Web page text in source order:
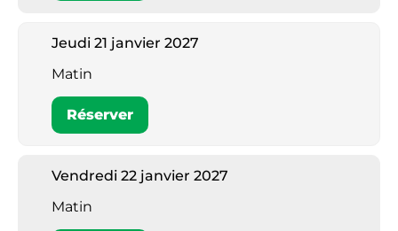
Jeudi 21 janvier 2027
Matin
Réserver
Vendredi 22 janvier 2027
Matin